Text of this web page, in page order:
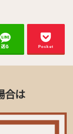
送る Pocket
合は